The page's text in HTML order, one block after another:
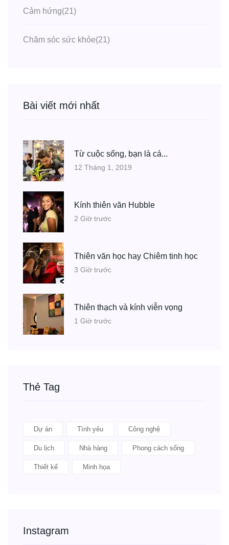
Cảm hứng(21)
Chăm sóc sức khỏe(21)
Bài viết mới nhất
Từ cuộc sống, bạn là cá...
12 Tháng 1, 2019
Kính thiên văn Hubble
2 Giờ trước
Thiên văn học hay Chiêm tinh học
3 Giờ trước
Thiên thạch và kính viễn vọng
1 Giờ trước
Thẻ Tag
Dự án Tình yêu Công nghệ
Du lịch Nhà hàng Phong cách sống
Thiết kế Minh họa
Instagram